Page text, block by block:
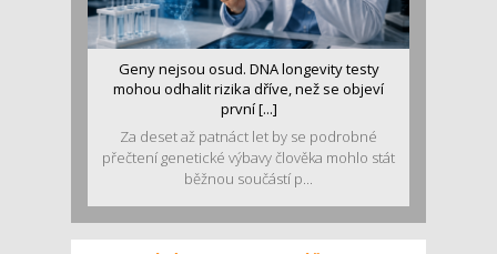
Geny nejsou osud. DNA longevity testy
mohou odhalit rizika dříve, než se objeví
první [...]
Za deset až patnáct let by se podrobné
přečtení genetické výbavy člověka mohlo stát
běžnou součástí p...